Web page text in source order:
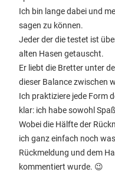
Ich bin lange dabei und
sagen zu können.
Jeder der die testet ist
alten Hasen getauscht.
Er liebt die Bretter unter
dieser Balance zwischen
Ich praktiziere jede Form
klar: ich habe sowohl
Wobei die Hälfte der
ich ganz einfach noch
Rückmeldung und dem
kommentiert wurde. 😉